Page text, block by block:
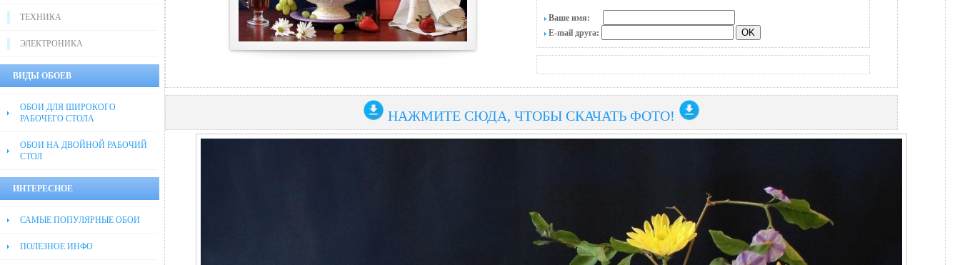
ТЕХНИКА
ЭЛЕКТРОНИКА
ВИДЫ ОБОЕВ
ОБОИ ДЛЯ ШИРОКОГО
РАБОЧЕГО СТОЛА
ОБОИ НА ДВОЙНОЙ РАБОЧИЙ
СТОЛ
ИНТЕРЕСНОЕ
САМЫЕ ПОПУЛЯРНЫЕ ОБОИ
ПОЛЕЗНОЕ ИНФО
Ваше имя:
E-mail друга:
НАЖМИТЕ СЮДА, ЧТОБЫ СКАЧАТЬ ФОТО!